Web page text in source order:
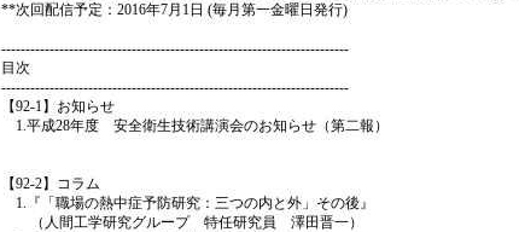
**次回配信予定：2016年7月1日 (毎月第一金曜日発行)
------------------------------------------------------------------------
目次
------------------------------------------------------------------------
【92-1】お知らせ
1.平成28年度 安全衛生技術講演会のお知らせ（第二報）
【92-2】コラム
1.『「職場の熱中症予防研究：三つの内と外」その後』
（人間工学研究グループ 特任研究員 澤田晋一）